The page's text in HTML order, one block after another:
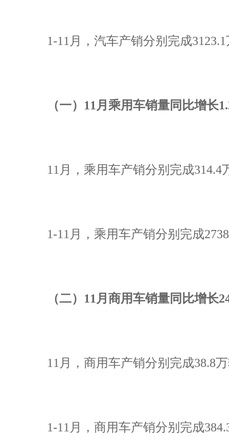
1-11月，汽车产销分别完成
（一）11月乘用车销量同比增长
11月，乘用车产销分别完成314.4
1-11月，乘用车产销分别完成
（二）11月商用车销量同比增长
11月，商用车产销分别完成38.8
1-11月，商用车产销分别完成